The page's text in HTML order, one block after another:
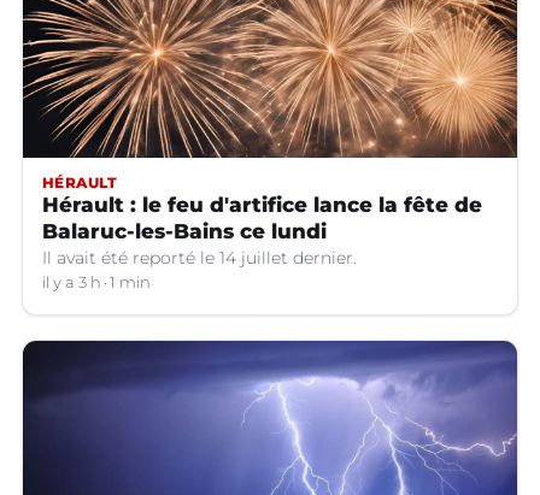
HÉRAULT
Hérault : le feu d'artifice lance la fête de
Balaruc-les-Bains ce lundi
Il avait été reporté le 14 juillet dernier.
il y a 3 h 1 min